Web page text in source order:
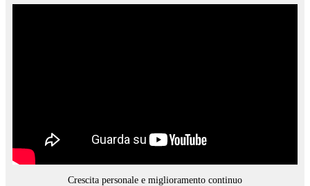
Crescita personale e miglioramento continuo